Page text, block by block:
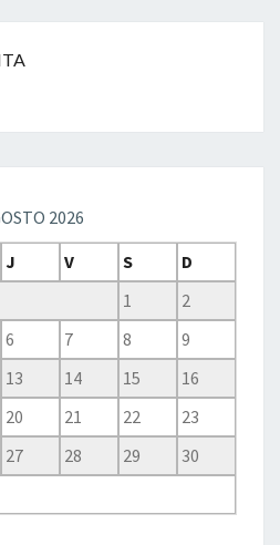
2026
J V S
D
1
2
6 7 8
9
13 14 15
16
20 21 22
23
27 28 29
30